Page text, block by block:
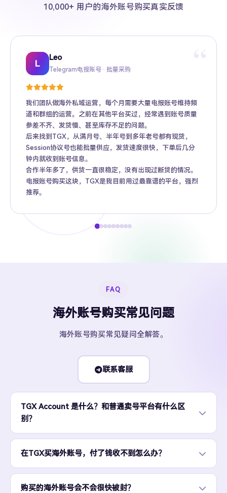
10,000+ 用户的海外账号购买真实反馈
L
Leo
Telegram电报账号 · 批量采购
我们团队做海外私域运营，每个月需要大量电报账号维持频
道和群组的运营。之前在其他平台买过，经常遇到账号质量
参差不齐、发货慢、甚至库存不足的问题。
后来找到TGX，从满月号、半年号到多年老号都有现货，
Session协议号也能批量供应，发货速度很快，下单后几分
钟内就收到账号信息。
合作半年多了，供货一直很稳定，没有出现过断货的情况。
电报账号购买这块，TGX是我目前用过最靠谱的平台，强烈
推荐。
Sarah
Twitter推特高粉号 · Web3项目推广
Kevin
TikTok账号 · 跨境电商矩阵运营
Mike
Facebook广告账号 · 跨境广告投放
Amy
Instagram账号 · 品牌海外推广
Daniel
Gmail账号 · Apple ID · AI工具账号
Jason
YouTube账号 · 内容变现
Wing
Telegram Premium代充 · 个人用户
Richard
海外账号批发 · MCN机构
FAQ
海外账号购买常见问题
海外账号购买常见疑问全解答。
联系客服
TGX Account 是什么？和普通卖号平台有什么区
别？
在TGX买海外账号，付了钱收不到怎么办？
购买的海外账号会不会很快被封？